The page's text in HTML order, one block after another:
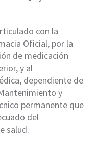
con la
Oficial, por la
de medicación
y al
dependiente de
y
permanente que
del
salud.